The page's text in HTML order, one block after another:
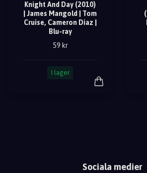
Knight And Day (2010)
| James Mangold | Tom
Cruise, Cameron Diaz |
Blu-ray
59 kr
I lager
Sociala medier